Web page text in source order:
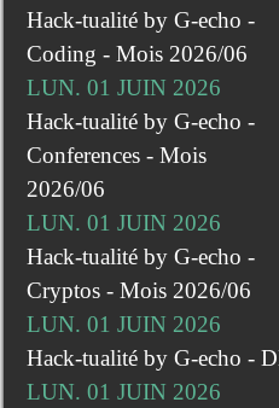
Hack-tualité by G-echo -
Coding - Mois 2026/06
LUN. 01 JUIN 2026
Hack-tualité by G-echo -
Conferences - Mois
2026/06
LUN. 01 JUIN 2026
Hack-tualité by G-echo -
Cryptos - Mois 2026/06
LUN. 01 JUIN 2026
Hack-tualité by G-echo -
LUN. 01 JUIN 2026